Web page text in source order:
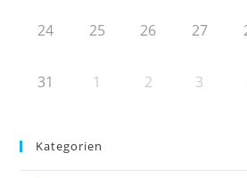
24 25 26 27
31 1 2 3
Kategorien